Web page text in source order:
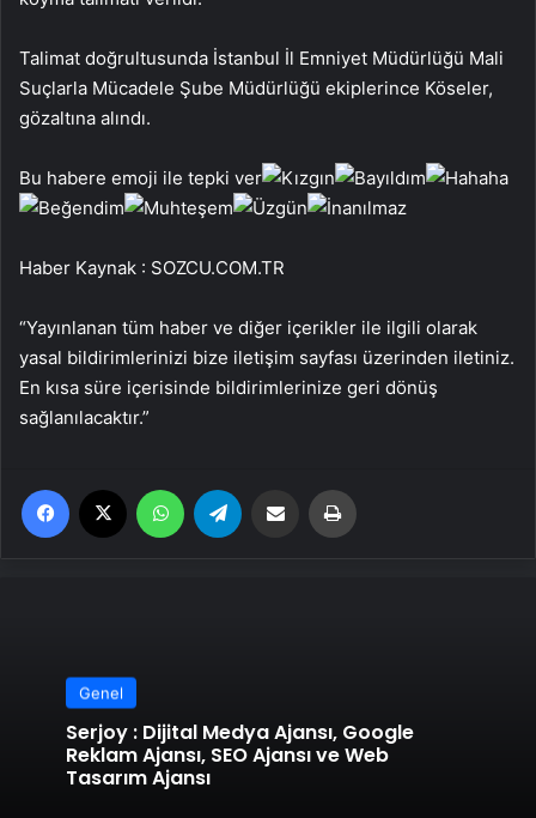
Talimat doğrultusunda İstanbul İl Emniyet Müdürlüğü Mali
Suçlarla Mücadele Şube Müdürlüğü ekiplerince Köseler,
gözaltına alındı.
Bu habere emoji ile tepki ver
Haber Kaynak : SOZCU.COM.TR
“Yayınlanan tüm haber ve diğer içerikler ile ilgili olarak
yasal bildirimlerinizi bize iletişim sayfası üzerinden iletiniz.
En kısa süre içerisinde bildirimlerinize geri dönüş
sağlanılacaktır.”
Facebook WhatsApp Email'den paylaş
Genel
Serjoy : Dijital Medya Ajansı, Google
Reklam Ajansı, SEO Ajansı ve Web
Tasarım Ajansı